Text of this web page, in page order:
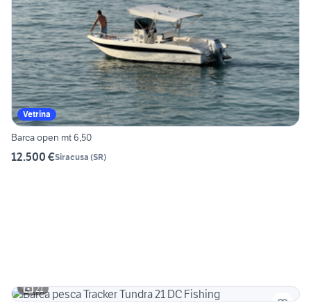
Vetrina
Barca open mt 6,50
12.500 €Siracusa (SR)
21